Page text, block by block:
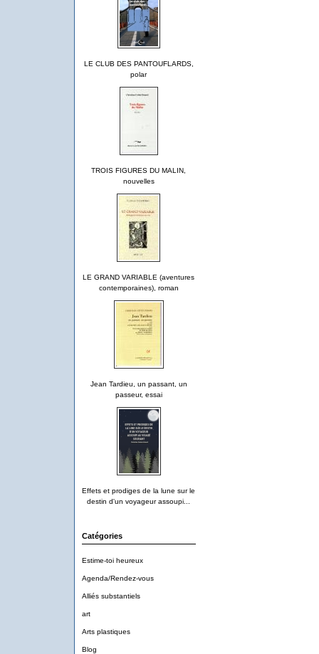
LE CLUB DES PANTOUFLARDS,
polar
TROIS FIGURES DU MALIN,
nouvelles
LE GRAND VARIABLE (aventures
contemporaines), roman
Jean Tardieu, un passant, un
passeur, essai
Effets et prodiges de la lune sur le
destin d'un voyageur assoupi...
Catégories
Estime-toi heureux
Agenda/Rendez-vous
Alliés substantiels
art
Arts plastiques
Blog